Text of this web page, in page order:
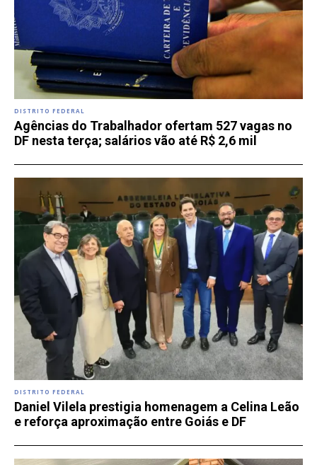
DISTRITO FEDERAL
Agências do Trabalhador ofertam 527 vagas no
DF nesta terça; salários vão até R$ 2,6 mil
DISTRITO FEDERAL
Daniel Vilela prestigia homenagem a Celina Leão
e reforça aproximação entre Goiás e DF